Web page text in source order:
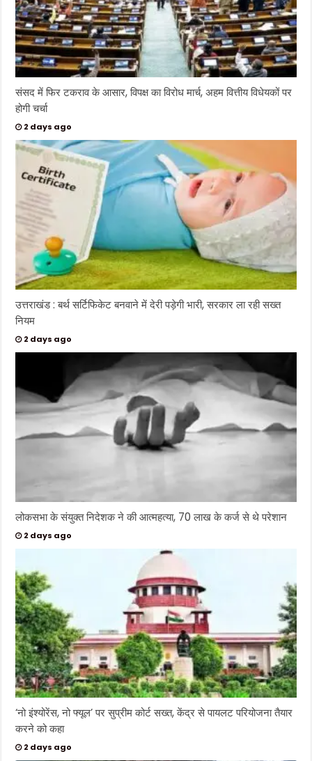
संसद में फिर टकराव के आसार, विपक्ष का विरोध मार्च, अहम वित्तीय विधेयकों पर
होगी चर्चा
2 days ago
उत्तराखंड : बर्थ सर्टिफिकेट बनवाने में देरी पड़ेगी भारी, सरकार ला रही सख्त
नियम
2 days ago
लोकसभा के संयुक्त निदेशक ने की आत्महत्या, 70 लाख के कर्ज से थे परेशान
2 days ago
‘नो इंश्योरेंस, नो फ्यूल’ पर सुप्रीम कोर्ट सख्त, केंद्र से पायलट परियोजना तैयार
करने को कहा
2 days ago